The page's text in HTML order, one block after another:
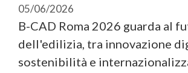
05/06/2026
B-CAD Roma 2026 guarda al
dell'edilizia, tra innovazione
sostenibilità e